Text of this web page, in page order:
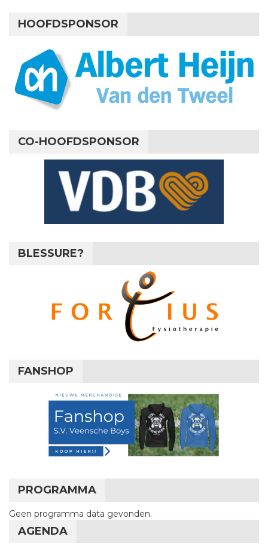
HOOFDSPONSOR
CO-HOOFDSPONSOR
BLESSURE?
FANSHOP
PROGRAMMA
Geen programma data gevonden.
AGENDA